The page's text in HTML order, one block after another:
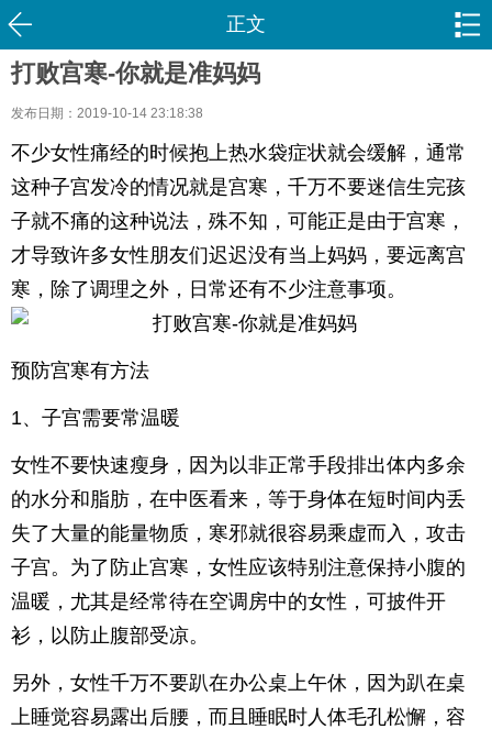
正文
打败宫寒-你就是准妈妈
发布日期：2019-10-14 23:18:38
不少女性痛经的时候抱上热水袋症状就会缓解，通常
这种子宫发冷的情况就是宫寒，千万不要迷信生完孩
子就不痛的这种说法，殊不知，可能正是由于宫寒，
才导致许多女性朋友们迟迟没有当上妈妈，要远离宫
寒，除了调理之外，日常还有不少注意事项。
预防宫寒有方法
1、子宫需要常温暖
女性不要快速瘦身，因为以非正常手段排出体内多余
的水分和脂肪，在中医看来，等于身体在短时间内丢
失了大量的能量物质，寒邪就很容易乘虚而入，攻击
子宫。为了防止宫寒，女性应该特别注意保持小腹的
温暖，尤其是经常待在空调房中的女性，可披件开
衫，以防止腹部受凉。
另外，女性千万不要趴在办公桌上午休，因为趴在桌
上睡觉容易露出后腰，而且睡眠时人体毛孔松懈，容